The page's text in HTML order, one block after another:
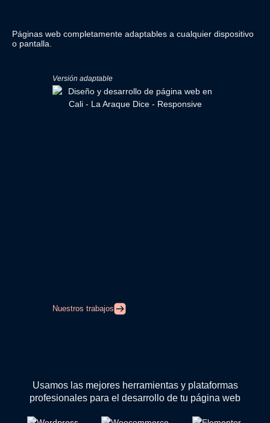
Páginas web completamente adaptables a cualquier dispositivo
o pantalla.
Versión adaptable
Nuestros trabajos
Usamos las mejores herramientas y plataformas
profesionales para el desarrollo de tu página web